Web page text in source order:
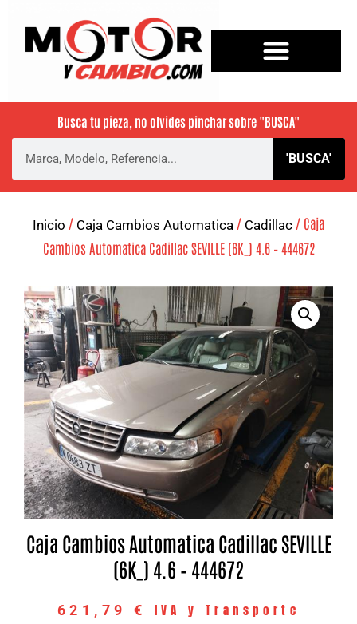
Busca tu pieza, no olvides pinchar sobre "BUSCA"
'BUSCA'
Inicio / Caja Cambios Automatica / Cadillac / Caja
Cambios Automatica Cadillac SEVILLE (6K_) 4.6 – 444672
Caja Cambios Automatica Cadillac SEVILLE
(6K_) 4.6 – 444672
621,79 €
IVA y Transporte